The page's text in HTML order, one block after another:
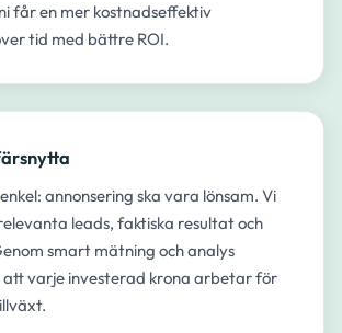
får en mer kostnadseffektiv
tid med bättre ROI.
annonsering ska vara lönsam. Vi
leads, faktiska resultat och
smart mätning och analys
att varje investerad krona arbetar för